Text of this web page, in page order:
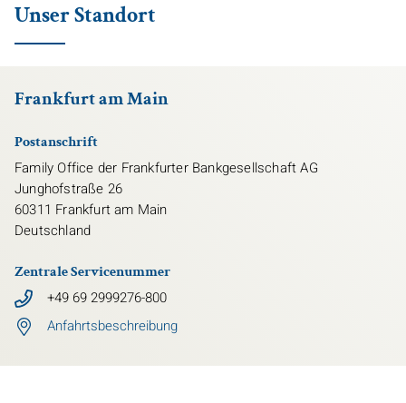
Unser Standort
Frankfurt am Main
Postanschrift
Family Office der Frankfurter Bankgesellschaft AG
Junghofstraße 26
60311 Frankfurt am Main
Deutschland
Zentrale Servicenummer
+49 69 2999276-800
Anfahrtsbeschreibung